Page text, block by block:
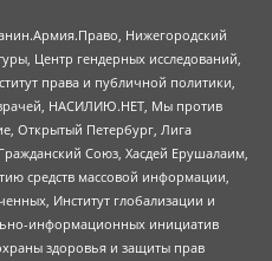
Нижегородский
Центр гендерных исследований,
права и публичной политики,
НАСИЛИЮ.НЕТ, Мы против
Открытый Петербург, Лига
Союз, Хасдей Ерушалаим,
средств массовой информации,
Институт глобализации и
информационных инициатив
здоровья и защиты прав